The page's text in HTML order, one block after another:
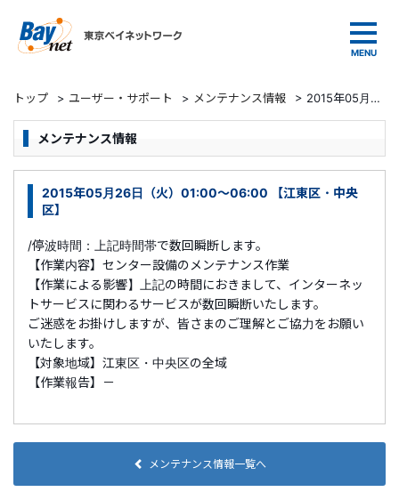
トップ > ユーザー・サポート > メンテナンス情報 > 2015年05月26日（火）01:00～06:00 【江東区・中央区】
メンテナンス情報
2015年05月26日（火）01:00～06:00 【江東区・中央
区】
/停波時間：上記時間帯で数回瞬断します。
【作業内容】センター設備のメンテナンス作業
【作業による影響】上記の時間におきまして、インターネッ
トサービスに関わるサービスが数回瞬断いたします。
ご迷惑をお掛けしますが、皆さまのご理解とご協力をお願い
いたします。
【対象地域】江東区・中央区の全域
【作業報告】－
メンテナンス情報一覧へ